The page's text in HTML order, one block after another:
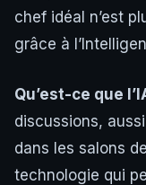
chef idéal n’est
grâce à
Qu’est-ce que
discussions,
dans les salons
technologie qui